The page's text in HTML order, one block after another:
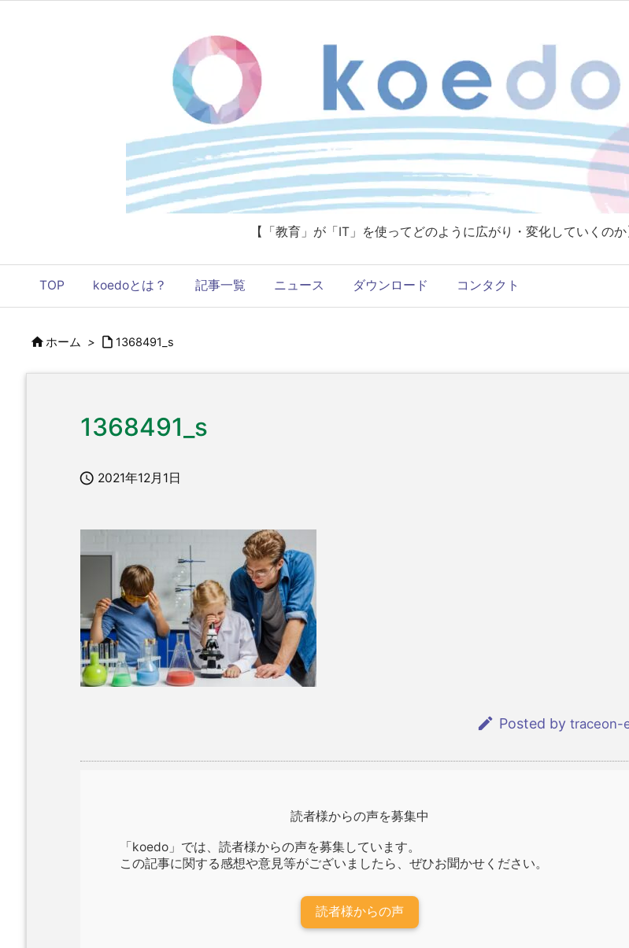
【「教育」が「IT」を使ってどのように広がり・変化していくの
TOP koedoとは？ 記事一覧 ニュース ダウンロード コンタクト
ホーム >  1368491_s
1368491_s
 2021年12月1日
 Posted by traceon-
読者様からの声を募集中
「koedo」では、読者様からの声を募集しています。
この記事に関する感想や意見等がございましたら、ぜひお聞かせください。
読者様からの声